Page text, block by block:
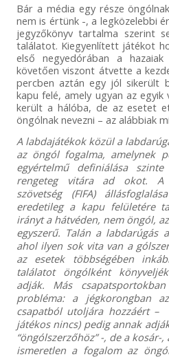
Bár a média egy része
nem is értünk -, a legközelebbi
jegyzőkönyv tartalma szerint
találatot. Kiegyenlített játékot
első negyedórában a
követően viszont átvette a
percben aztán egy jól sikerült
kapu felé, amely ugyan az
került a hálóba, de az esetet
öngólnak nevezni – az alábbiak
A labdajátékok közül a
az öngól fogalma, amelynek
egyértelmű definiálása
rengeteg vitára ad okot. A
szövetség (FIFA)
eredetileg a kapu felületére
irányt a hátvéden, nem öngól,
egyszerű. Talán a labdarúgás
ahol ilyen sok vita van a
az esetek többségében
találatot öngólként
adják. Más
probléma: a jégkorongban
csapatból utoljára hozzáért –
játékos nincs) pedig annak
“öngólszerzőhöz” -, de a kosár-
ismeretlen a fogalom az